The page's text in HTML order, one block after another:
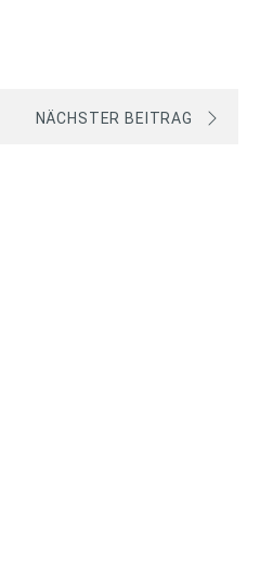
NÄCHSTER BEITRAG